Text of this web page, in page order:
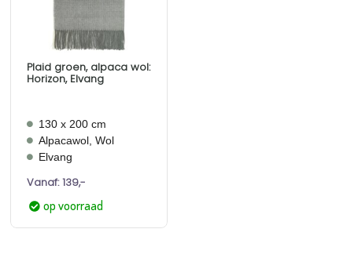
Plaid groen, alpaca wol:
Horizon, Elvang
130 x 200 cm
Alpacawol, Wol
Elvang
Vanaf:139,-
op voorraad